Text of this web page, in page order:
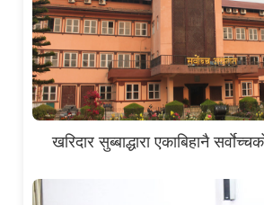
खरिदार सुब्बाद्धारा एकाबिहानै